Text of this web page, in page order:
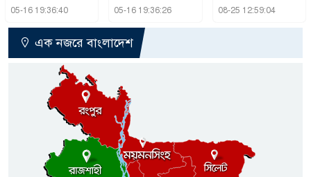
05-16 19:36:40
05-16 19:36:26
08-25 12:59:04
এক নজরে বাংলাদেশ